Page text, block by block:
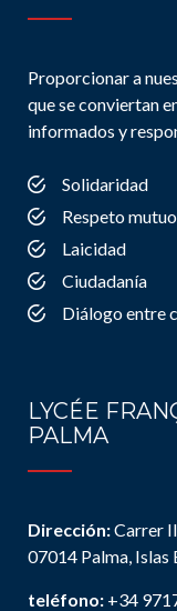
Proporcionar a
que se conviertan
informados y
Solidaridad
Respeto mutuo
Laicidad
Ciudadanía
Diálogo entre
LYCÉE
PALMA
Dirección:Carrer
07014 Palma, Islas
teléfono: +34